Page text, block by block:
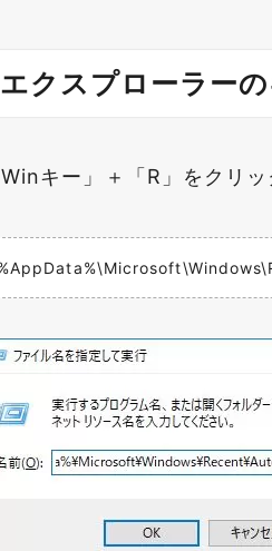
エクスプローラー
Winキー」＋「R」をクリ